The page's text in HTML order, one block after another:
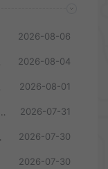
2026-08-06
2026-08-04
2026-08-01
Dudes 肉鸽自走棋游戏 2026-07-31
防游戏 2026-07-30
2026-07-30